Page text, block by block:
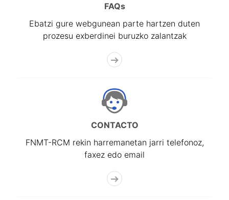
FAQs
Ebatzi gure webgunean parte hartzen duten
prozesu exberdinei buruzko zalantzak
CONTACTO
FNMT-RCM rekin harremanetan jarri telefonoz,
faxez edo email